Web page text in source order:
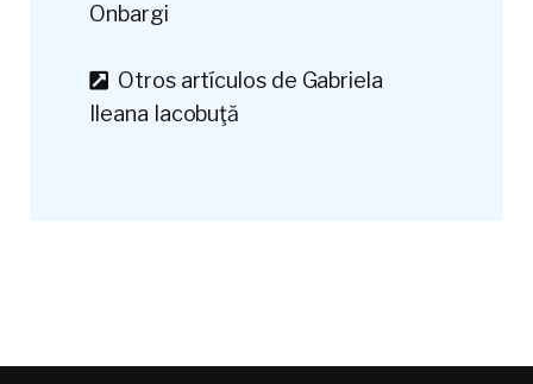
Onbargi
Otros artículos de Gabriela
Ileana Iacobuţă